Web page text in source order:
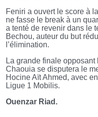
Feniri a ouvert le score à
ne fasse le break à un
a tenté de revenir dans le
Bechou, auteur du but
l’élimination.
La grande finale opposant
Chaouia se disputera le
Hocine Aït Ahmed, avec
Ligue 1 Mobilis.
Ouenzar Riad.